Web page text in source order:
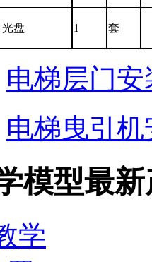
盘 1 套
电梯层门
电梯曳引
模型最